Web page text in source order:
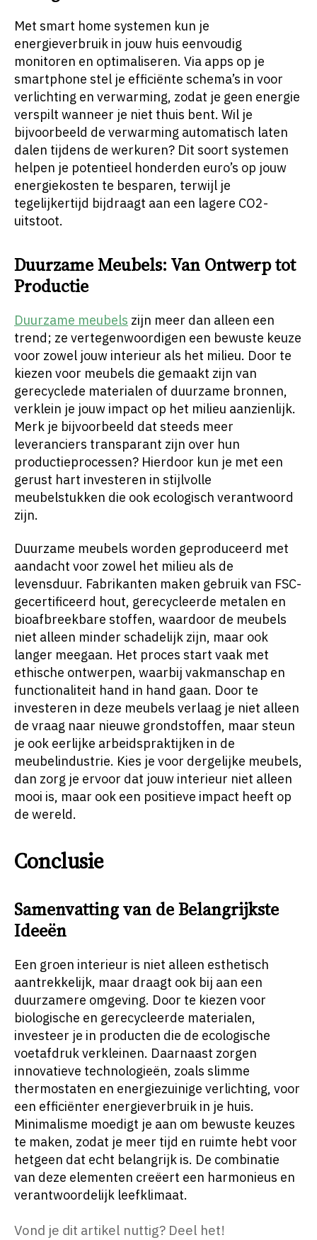
Met smart home systemen kun je
energieverbruik in jouw huis eenvoudig
monitoren en optimaliseren. Via apps op je
smartphone stel je efficiënte schema’s in voor
verlichting en verwarming, zodat je geen energie
verspilt wanneer je niet thuis bent. Wil je
bijvoorbeeld de verwarming automatisch laten
dalen tijdens de werkuren? Dit soort systemen
helpen je potentieel honderden euro’s op jouw
energiekosten te besparen, terwijl je
tegelijkertijd bijdraagt aan een lagere CO2-
uitstoot.
Duurzame Meubels: Van Ontwerp tot
Productie
Duurzame meubels zijn meer dan alleen een
trend; ze vertegenwoordigen een bewuste keuze
voor zowel jouw interieur als het milieu. Door te
kiezen voor meubels die gemaakt zijn van
gerecyclede materialen of duurzame bronnen,
verklein je jouw impact op het milieu aanzienlijk.
Merk je bijvoorbeeld dat steeds meer
leveranciers transparant zijn over hun
productieprocessen? Hierdoor kun je met een
gerust hart investeren in stijlvolle
meubelstukken die ook ecologisch verantwoord
zijn.
Duurzame meubels worden geproduceerd met
aandacht voor zowel het milieu als de
levensduur. Fabrikanten maken gebruik van FSC-
gecertificeerd hout, gerecycleerde metalen en
bioafbreekbare stoffen, waardoor de meubels
niet alleen minder schadelijk zijn, maar ook
langer meegaan. Het proces start vaak met
ethische ontwerpen, waarbij vakmanschap en
functionaliteit hand in hand gaan. Door te
investeren in deze meubels verlaag je niet alleen
de vraag naar nieuwe grondstoffen, maar steun
je ook eerlijke arbeidspraktijken in de
meubelindustrie. Kies je voor dergelijke meubels,
dan zorg je ervoor dat jouw interieur niet alleen
mooi is, maar ook een positieve impact heeft op
de wereld.
Conclusie
Samenvatting van de Belangrijkste
Ideeën
Een groen interieur is niet alleen esthetisch
aantrekkelijk, maar draagt ook bij aan een
duurzamere omgeving. Door te kiezen voor
biologische en gerecycleerde materialen,
investeer je in producten die de ecologische
voetafdruk verkleinen. Daarnaast zorgen
innovatieve technologieën, zoals slimme
thermostaten en energiezuinige verlichting, voor
een efficiënter energieverbruik in je huis.
Minimalisme moedigt je aan om bewuste keuzes
te maken, zodat je meer tijd en ruimte hebt voor
hetgeen dat echt belangrijk is. De combinatie
van deze elementen creëert een harmonieus en
verantwoordelijk leefklimaat.
Vond je dit artikel nuttig? Deel het!